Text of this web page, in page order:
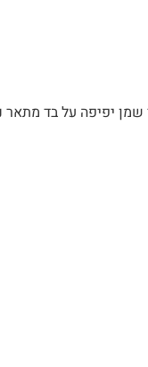
יפיפה על בד מתאר